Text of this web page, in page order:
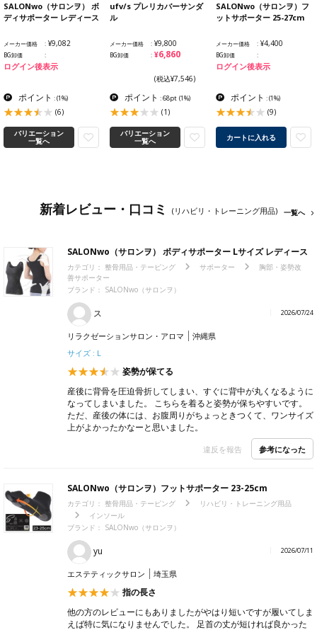
SALONwo（サロンヲ） ボ
ディサポーター レディース
メーカー価格 ¥9,082
BG卸価
ログイン後表示
ポイント :(1%)
(6)
バリエーション
一覧へ
ufv/s プレリカバーサンダ
ル
メーカー価格 ¥9,800
BG卸価 ¥6,860
(税込¥7,546)
ポイント : 68pt (1%)
(1)
バリエーション
一覧へ
SALONwo（サロンヲ）フ
ットサポーター 25-27cm
メーカー価格 ¥4,400
BG卸価
ログイン後表示
ポイント :(1%)
(9)
カートに入れる
新着レビュー・口コミ (リハビリ・トレーニング用品) 一覧へ
SALONwo（サロンヲ） ボディサポーター Lサイズ レディース
カテゴリ： 整骨用品・テーピング サポーター
胸部・姿勢改
善サポーター
ブランド： SALONwo（サロンヲ）
ス 2026/07/24
リラクゼーションサロン・アロマ
沖縄県
サイズ : L
姿勢が保てる
産後に背骨を圧迫骨折してしまい、すぐに背中が丸くなるように
なってしまいました。 こちらを着ると姿勢が保ちやすいです。
ただ、産後の体には、お腹周りがちょっときつくて、ワンサイズ
上がよかったかなーと思いました。
違反を報告 参考になった
SALONwo（サロンヲ）フットサポーター 23-25cm
カテゴリ： 整骨用品・テーピング
リハビリ・トレーニング用品
インソール
ブランド： SALONwo（サロンヲ）
yu 2026/07/11
エステティックサロン 埼玉県
指の長さ
他の方のレビューにもありましたがやはり短いですが履いてしま
えば特に気になりませんでした。 足首の丈が短ければ良かった